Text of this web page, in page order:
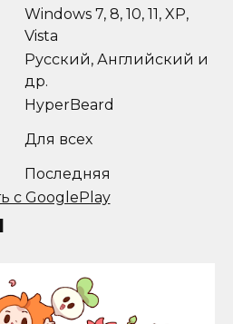
Windows 7, 8, 10, 11, XP,
Vista
Русский, Английский и
др.
HyperBeard
Для всех
Последняя
с GooglePlay